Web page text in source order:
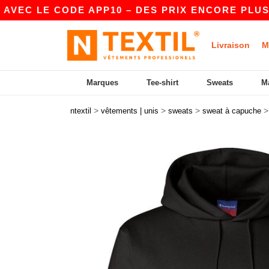
APP10 – DES PRIX ENCORE PLUS
Livraison
Marques Tee-shirt Sweats
ntextil > vêtements | unis > sweats > sweat à capuche >